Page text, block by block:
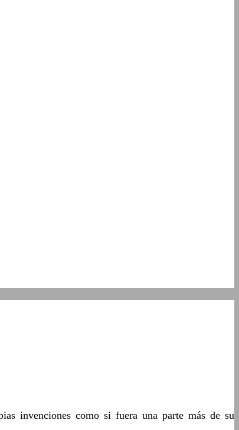
invenciones como si fuera una parte más de su